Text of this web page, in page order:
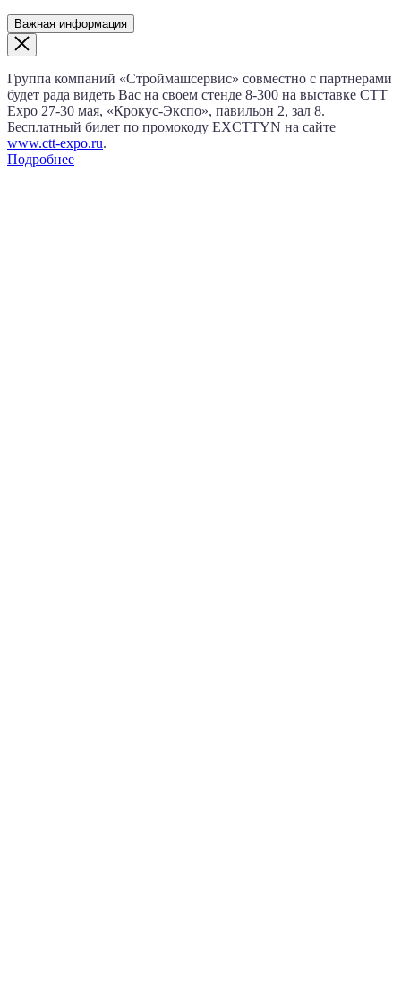
Важная информация
Группа компаний «Строймашсервис» совместно с партнерами
будет рада видеть Вас на своем стенде 8‑300 на выставке CTT
Expo 27‑30 мая, «Крокус‑Экспо», павильон 2, зал 8.
Бесплатный билет по промокоду EXCTTYN на сайте
www.сtt-expo.ru.
Подробнее